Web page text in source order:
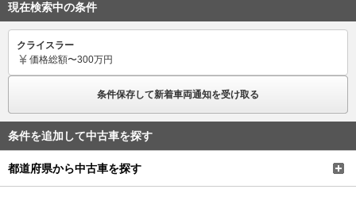
現在検索中の条件
クライスラー
価格総額〜300万円
条件保存して新着車両通知を受け取る
条件を追加して中古車を探す
都道府県から中古車を探す